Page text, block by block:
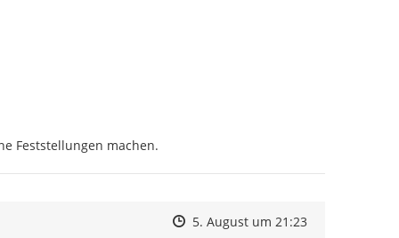
Feststellungen machen.
Zeitpunkt des Erstellens
Zeitpunkt des Erstellens
5. August um 21:23Zur Äußerung